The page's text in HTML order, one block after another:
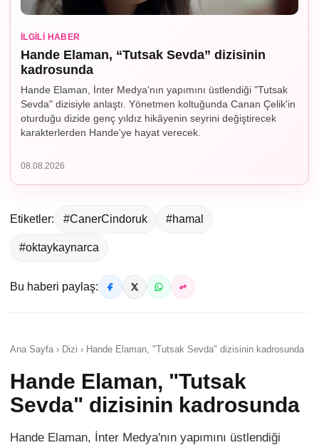
İLGILI HABER
Hande Elaman, “Tutsak Sevda” dizisinin
kadrosunda
Hande Elaman, İnter Medya'nın yapımını üstlendiği "Tutsak
Sevda" dizisiyle anlaştı. Yönetmen koltuğunda Canan Çelik'in
oturduğu dizide genç yıldız hikâyenin seyrini değiştirecek
karakterlerden Hande'ye hayat verecek.
08.08.2026
Etiketler: #CanerCindoruk #hamal
#oktaykaynarca
Bu haberi paylaş:
Ana Sayfa › Dizi › Hande Elaman, "Tutsak Sevda" dizisinin kadrosunda
Hande Elaman, "Tutsak
Sevda" dizisinin kadrosunda
Hande Elaman, İnter Medya'nın yapımını üstlendiği